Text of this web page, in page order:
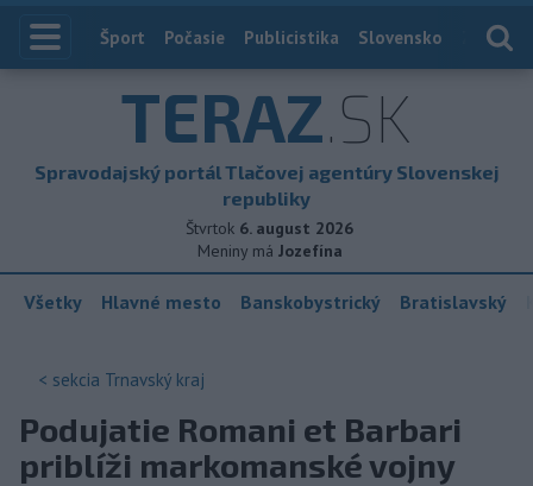
Index
Šport Počasie Publicistika Slovensko
TERAZ.SK
Spravodajský portál Tlačovej agentúry Slovenskej
republiky
Štvrtok 6. august 2026
Meniny má Jozefína
Všetky Hlavné mesto Banskobystrický Bratislavský
< sekcia Trnavský kraj
Podujatie Romani et Barbari
priblíži markomanské vojny